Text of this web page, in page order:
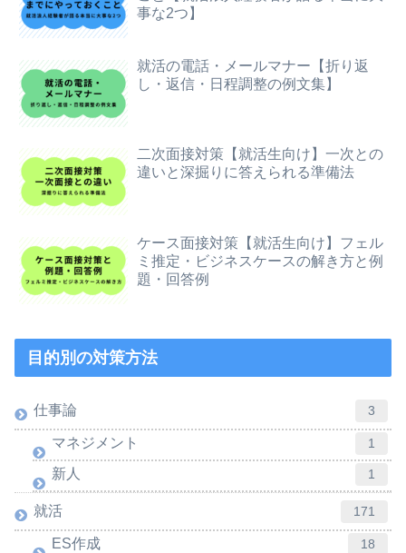
事な2つ】
就活の電話・メールマナー【折り返
し・返信・日程調整の例文集】
二次面接対策【就活生向け】一次との
違いと深掘りに答えられる準備法
ケース面接対策【就活生向け】フェル
ミ推定・ビジネスケースの解き方と例
題・回答例
目的別の対策方法
仕事論 3
マネジメント 1
新人 1
就活 171
ES作成 18